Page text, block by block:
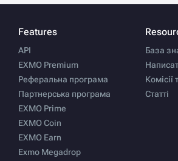
Features
API
EXMO Premium
Реферальна програма
Партнерська програма
EXMO Prime
EXMO Coin
EXMO Earn
Exmo Megadrop
База
Комісії
Статті